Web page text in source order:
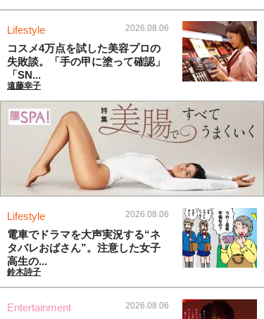
Lifestyle 2026.08.06
コスメ4万点を試した美容プロの
失敗談。「手の甲に塗って確認」
「SN...
遠藤幸子
Lifestyle 2026.08.06
電車でドラマを大声実況する“ネ
タバレおばさん”。注意した女子
高生の...
鈴木詩子
Entertainment 2026.08.06